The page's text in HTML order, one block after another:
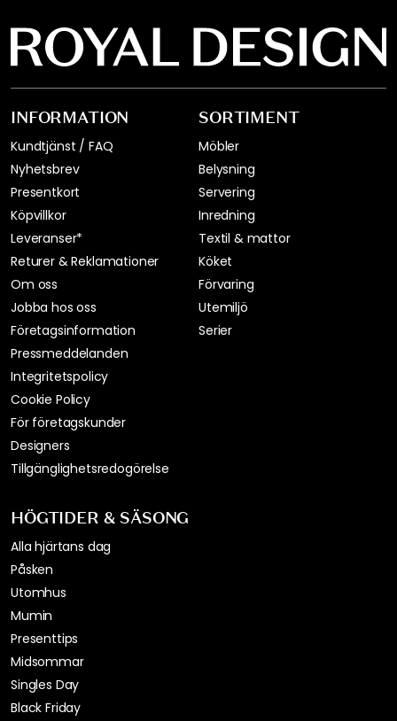
INFORMATION
Kundtjänst / FAQ
Nyhetsbrev
Presentkort
Köpvillkor
Leveranser*
Returer & Reklamationer
Om oss
Jobba hos oss
Företagsinformation
Pressmeddelanden
Integritetspolicy
Cookie Policy
För företagskunder
Designers
Tillgänglighetsredogörelse
SORTIMENT
Möbler
Belysning
Servering
Inredning
Textil & mattor
Köket
Förvaring
Utemiljö
Serier
HÖGTIDER & SÄSONG
Alla hjärtans dag
Påsken
Utomhus
Mumin
Presenttips
Midsommar
Singles Day
Black Friday